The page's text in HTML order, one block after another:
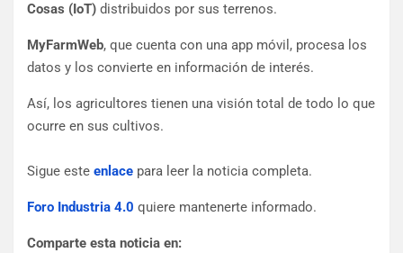
Cosas (IoT) distribuidos por sus terrenos.
MyFarmWeb, que cuenta con una app móvil, procesa los
datos y los convierte en información de interés.
Así, los agricultores tienen una visión total de todo lo que
ocurre en sus cultivos.
Sigue este enlace para leer la noticia completa.
Foro Industria 4.0 quiere mantenerte informado.
Comparte esta noticia en: